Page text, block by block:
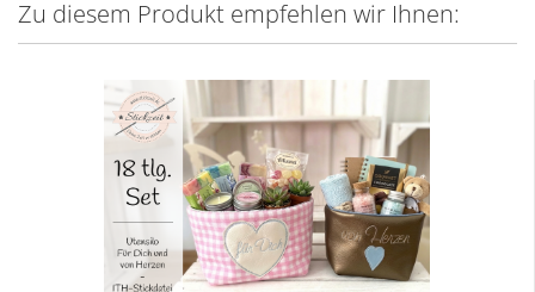
Zu diesem Produkt empfehlen wir Ihnen: